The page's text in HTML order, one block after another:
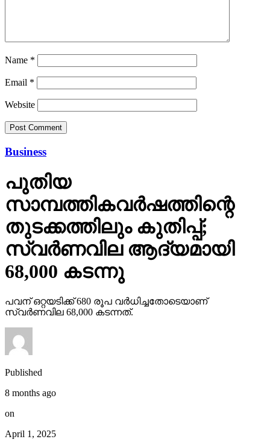
Name *
Email *
Website
Business
പുതിയ
സാമ്പത്തികവര്‍ഷത്തിന്റെ
തുടക്കത്തിലും കുതിപ്പ്;
സ്വര്‍ണവില ആദ്യമായി
68,000 കടന്നു
പവന് ഒറ്റയടിക്ക് 680 രൂപ വര്‍ധിച്ചതോടെയാണ്
സ്വര്‍ണവില 68,000 കടന്നത്.
Published
8 months ago
on
April 1, 2025